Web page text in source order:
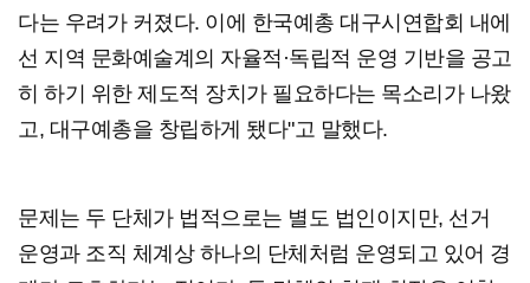
다는 우려가 커졌다. 이에 한국예총 대구시연합회 내에
선 지역 문화예술계의 자율적·독립적 운영 기반을 공고
히 하기 위한 제도적 장치가 필요하다는 목소리가 나왔
고, 대구예총을 창립하게 됐다"고 말했다.
문제는 두 단체가 법적으로는 별도 법인이지만, 선거
운영과 조직 체계상 하나의 단체처럼 운영되고 있어 경